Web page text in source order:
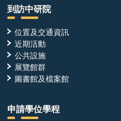
到訪中研院
位置及交通資訊
近期活動
公共設施
展覽館群
圖書館及檔案館
申請學位學程